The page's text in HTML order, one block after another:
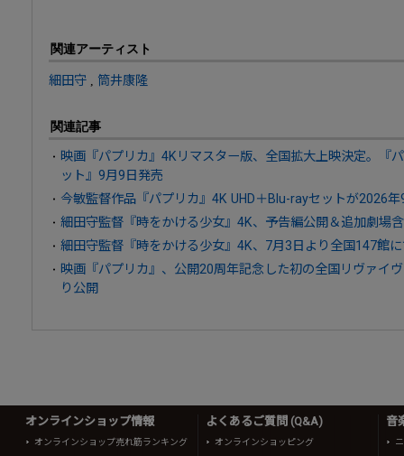
関連アーティスト
細田守 筒井康隆
関連記事
映画『パプリカ』4Kリマスター版、全国拡大上映決定。『
ット』9月9日発売
今敏監督作品『パプリカ』4K UHD＋Blu-rayセットが2026
細田守監督『時をかける少女』4K、予告編公開＆追加劇場
細田守監督『時をかける少女』4K、7月3日より全国147館
映画『パプリカ』、公開20周年記念した初の全国リヴァイ
り公開
オンラインショップ情報
オンラインショップ売れ筋ランキング
よくあるご質問 (Q&A)
オンラインショッピング
音